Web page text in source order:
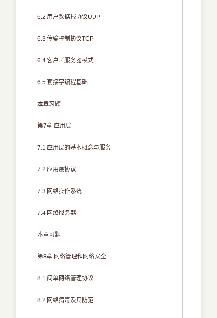
6.2 用户数据报协议UDP
6.3 传输控制协议TCP
6.4 客户／服务器模式
6.5 套接字编程基础
本章习题
第7章 应用层
7.1 应用层的基本概念与服务
7.2 应用层协议
7.3 网络操作系统
7.4 网络服务器
本章习题
第8章 网络管理和网络安全
8.1 简单网络管理协议
8.2 网络病毒及其防范